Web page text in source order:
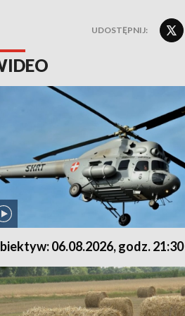
UDOSTĘPNIJ:
06.08.2026, godz. 21:30